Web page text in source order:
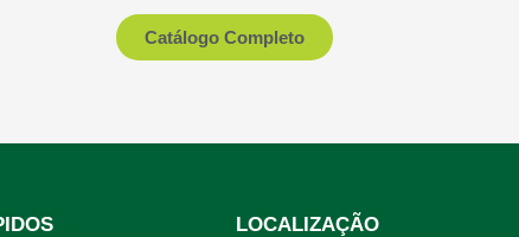
Catálogo Completo
LOCALIZAÇÃO